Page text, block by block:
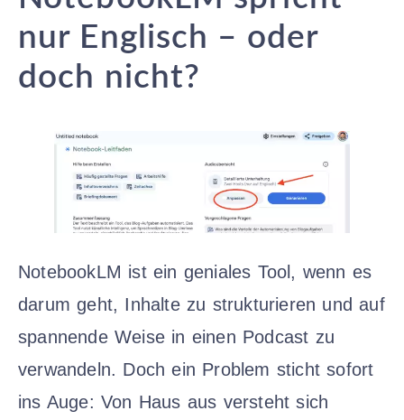
nur Englisch – oder
doch nicht?
NotebookLM ist ein geniales Tool, wenn es
darum geht, Inhalte zu strukturieren und auf
spannende Weise in einen Podcast zu
verwandeln. Doch ein Problem sticht sofort
ins Auge: Von Haus aus versteht sich